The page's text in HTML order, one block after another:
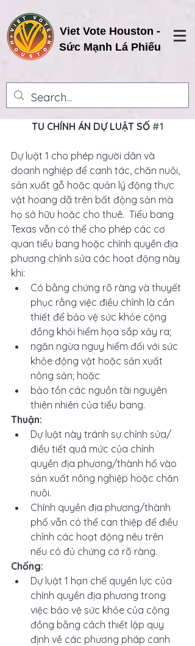
Viet Vote Houston -
Sức Mạnh Lá Phiếu
TU CHÍNH ÁN DỰ LUẬT SỐ #1
Dự luật 1 cho phép người dân và
doanh nghiệp để canh tác, chăn nuôi,
sản xuất gỗ hoặc quản lý động thực
vật hoang dã trên bất động sản mà
họ sở hữu hoặc cho thuê.  Tiểu bang
Texas vẫn có thể cho phép các cơ
quan tiểu bang hoặc chính quyền địa
phương chỉnh sửa các hoạt động này
khi:
Có bằng chứng rõ ràng và thuyết
phục rằng việc điều chỉnh là cần
thiết để bảo vệ sức khỏe cộng
đồng khỏi hiểm họa sắp xảy ra;
ngăn ngừa nguy hiểm đối với sức
khỏe động vật hoặc sản xuất
nông sản; hoặc
bảo tồn các nguồn tài nguyên
thiên nhiên của tiểu bang.
Thuận:
Dự luật này tránh sự chỉnh sửa/
điều tiết quá mức của chính
quyền địa phương/thành hố vào
sản xuất nông nghiệp hoặc chăn
nuôi.
Chính quyền địa phương/thành
phố vẫn có thể can thiệp để điều
chỉnh các hoạt động nêu trên
nếu có đủ chứng cớ rõ ràng.
Chống:
Dự luật 1 hạn chế quyền lực của
chính quyền địa phương trong
việc bảo vệ sức khỏe của cộng
đồng bằng cách thiết lập quy
định về các phương pháp canh